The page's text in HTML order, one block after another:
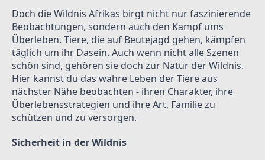
Doch die Wildnis Afrikas birgt nicht nur faszinierende
Beobachtungen, sondern auch den Kampf ums
Überleben. Tiere, die auf Beutejagd gehen, kämpfen
täglich um ihr Dasein. Auch wenn nicht alle Szenen
schön sind, gehören sie doch zur Natur der Wildnis.
Hier kannst du das wahre Leben der Tiere aus
nächster Nähe beobachten - ihren Charakter, ihre
Überlebensstrategien und ihre Art, Familie zu
schützen und zu versorgen.
Sicherheit in der Wildnis